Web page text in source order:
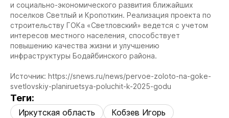
и социально-экономического развития ближайших
поселков Светлый и Кропоткин. Реализация проекта по
строительству ГОКа «Светловский» ведется с учетом
интересов местного населения, способствует
повышению качества жизни и улучшению
инфраструктуры Бодайбинского района.
Источник: https://snews.ru/news/pervoe-zoloto-na-goke-
svetlovskiy-planiruetsya-poluchit-k-2025-godu
Теги:
Иркутская область
Кобзев Игорь